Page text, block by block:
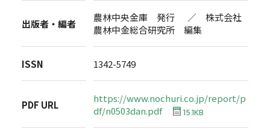
出版者・編者
農林中央金庫 発行 ／ 株式会社
農林中金総合研究所 編集
ISSN 1342-5749
PDF URL
https://www.nochuri.co.jp/report/p
df/n0503dan.pdf
15.1KB